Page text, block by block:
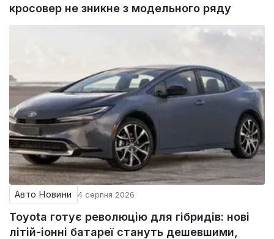
кросовер не зникне з модельного ряду
Авто Новини 4 серпня 2026
Toyota готує революцію для гібридів: нові
літій-іонні батареї стануть дешевшими,